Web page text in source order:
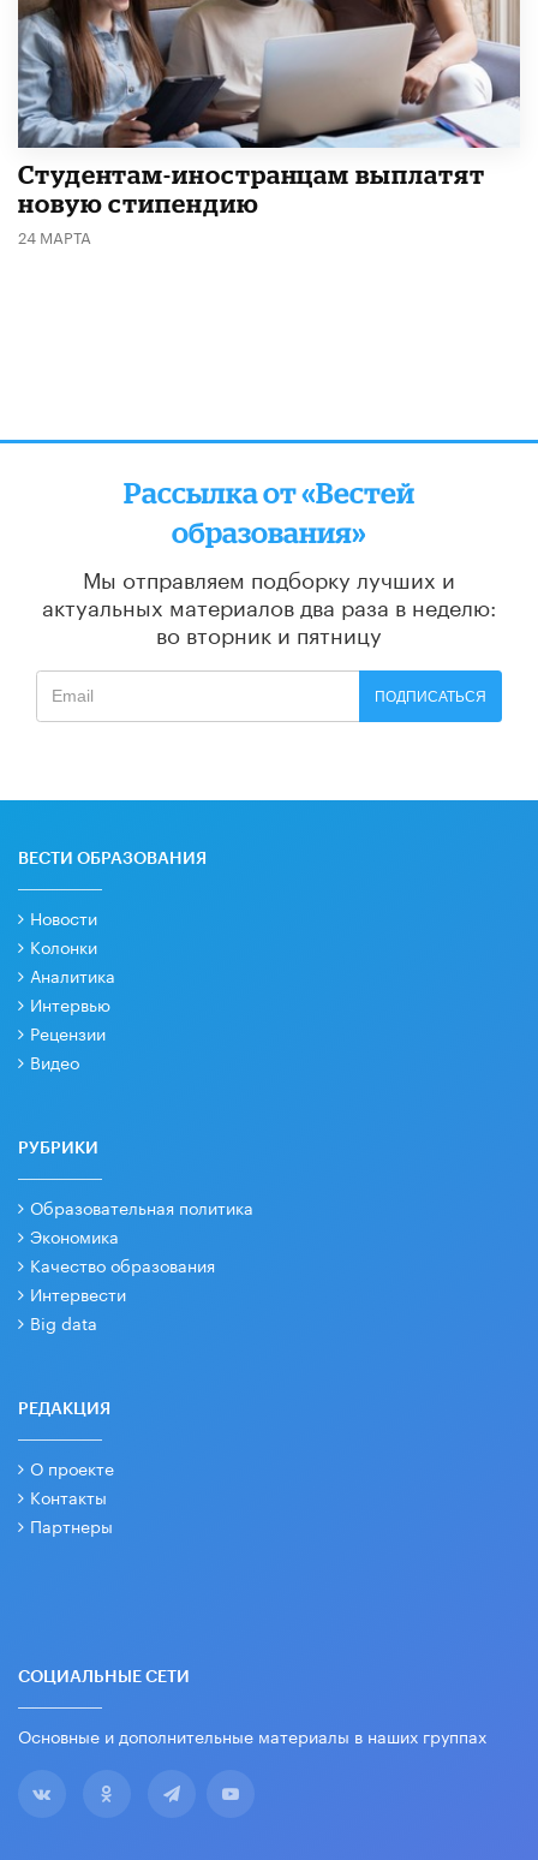
Студентам-иностранцам выплатят
новую стипендию
24 МАРТА
Рассылка от «Вестей
образования»
Мы отправляем подборку лучших и
актуальных материалов два раза в неделю:
во вторник и пятницу
ПОДПИСАТЬСЯ
ВЕСТИ ОБРАЗОВАНИЯ
Новости
Колонки
Аналитика
Интервью
Рецензии
Видео
РУБРИКИ
Образовательная политика
Экономика
Качество образования
Интервести
Big data
РЕДАКЦИЯ
О проекте
Контакты
Партнеры
СОЦИАЛЬНЫЕ СЕТИ
Основные и дополнительные материалы в наших группах